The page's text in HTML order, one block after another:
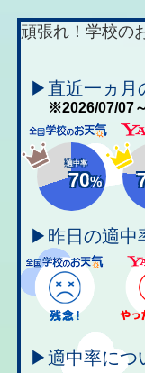
頑張れ！学校の
▶直近一ヵ月
※2026/07/07
適中率
70%
▶昨日の適中
▶適中率につ